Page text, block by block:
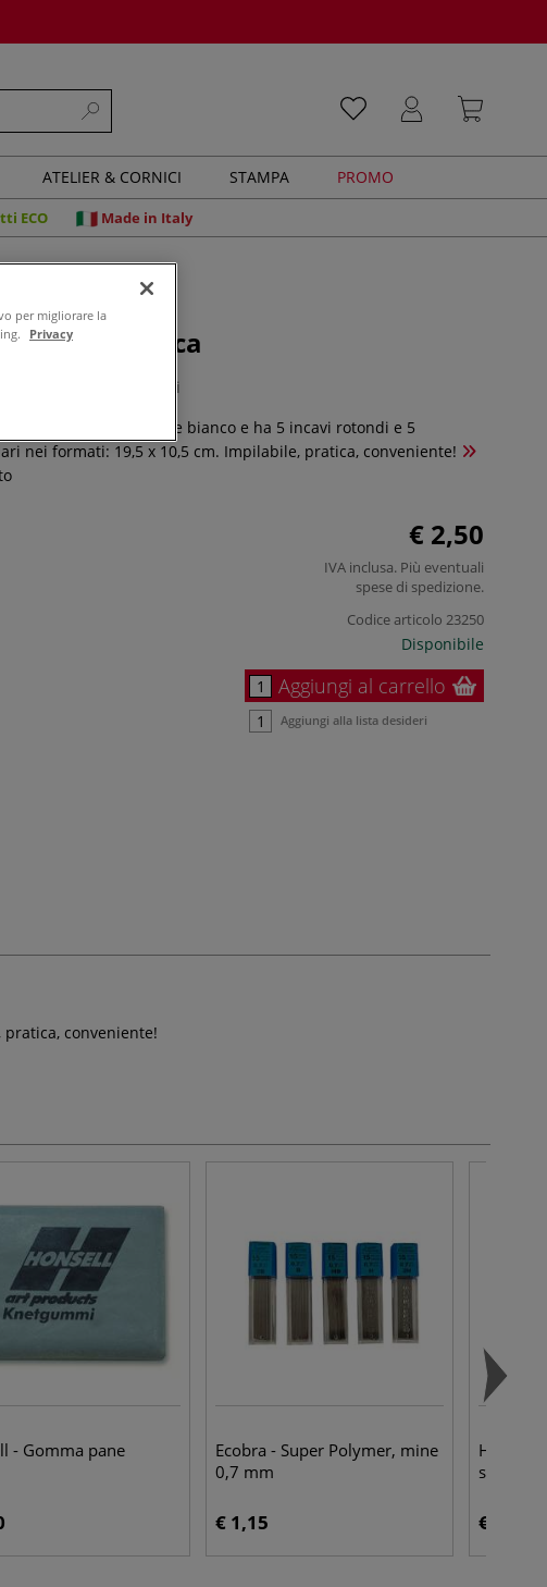
ATELIER & CORNICI STAMPA PROMO
ECO Made in Italy
di plastica
0 recensioni
di plastica è di colore bianco e ha 5 incavi rotondi e 5
nei formati: 19,5 x 10,5 cm. Impilabile, pratica, conveniente!
€ 2,50
IVA inclusa. Più eventuali
spese di spedizione.
Codice articolo 23250
Disponibile
Aggiungi al carrello
Aggiungi alla lista desideri
conveniente!
- Gomma pane
Ecobra - Super Polymer, mine
0,7 mm
€ 1,15
schizzi
€ 18,45
per migliorare la
Privacy